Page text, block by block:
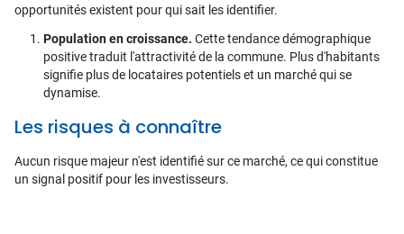
opportunités existent pour qui sait les identifier.
Population en croissance. Cette tendance démographique
positive traduit l'attractivité de la commune. Plus d'habitants
signifie plus de locataires potentiels et un marché qui se
dynamise.
Les risques à connaître
Aucun risque majeur n'est identifié sur ce marché, ce qui constitue
un signal positif pour les investisseurs.